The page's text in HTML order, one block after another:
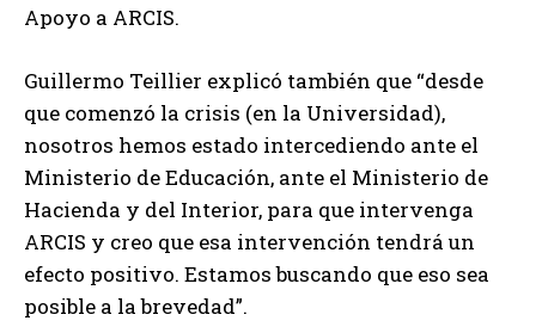
Apoyo a ARCIS.
Guillermo Teillier explicó también que “desde
que comenzó la crisis (en la Universidad),
nosotros hemos estado intercediendo ante el
Ministerio de Educación, ante el Ministerio de
Hacienda y del Interior, para que intervenga
ARCIS y creo que esa intervención tendrá un
efecto positivo. Estamos buscando que eso sea
posible a la brevedad”.